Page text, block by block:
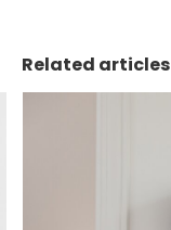
Related articles